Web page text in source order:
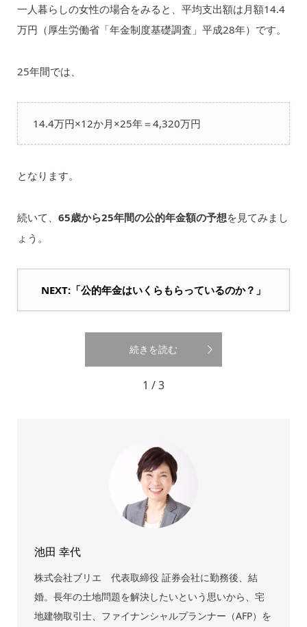
一人暮らしの女性の場合をみると、平均支出額は月額14.4
万円（厚生労働省「年金制度基礎調査」平成28年）です。
25年間では、
14.4万円×12か月×25年＝4,320万円
となります。
続いて、 65歳から25年間の公的年金額の予想を見てみまし
ょう。
NEXT:「公的年金はいくらもらっているのか？」
続きを読む
1 / 3
池田 幸代
株式会社ブリエ 代表取締役 証券会社に勤務後、結
婚。長年の土地問題を解決したいという思いから、宅
地建物取引士、ファイナンシャルプランナー（AFP）を